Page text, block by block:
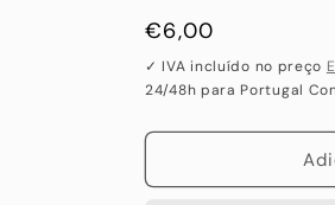
Preço
habitual
€6,00
✓ IVA incluído no preço
24/48h para Portugal